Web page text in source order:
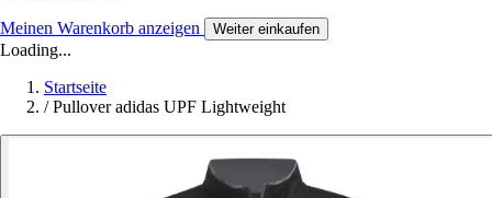
Meinen Warenkorb anzeigen Weiter einkaufen
Loading...
Startseite
/ Pullover adidas UPF Lightweight